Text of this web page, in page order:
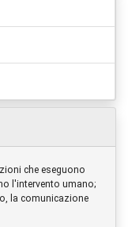
che eseguono
l'intervento umano;
la comunicazione